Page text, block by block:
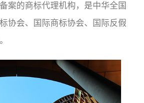
案的商标代理机构，是中华全国
协会、国际商标协会、国际反假